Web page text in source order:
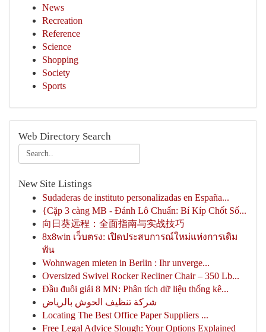
News
Recreation
Reference
Science
Shopping
Society
Sports
Web Directory Search
New Site Listings
Sudaderas de instituto personalizadas en España...
{Cặp 3 càng MB - Đánh Lô Chuẩn: Bí Kíp Chốt Số...
向日葵远程：全面指南与实战技巧
8x8win เว็บตรง: เปิดประสบการณ์ใหม่แห่งการเดิม
พัน
Wohnwagen mieten in Berlin : Ihr unverge...
Oversized Swivel Rocker Recliner Chair – 350 Lb...
Đầu đuôi giải 8 MN: Phân tích dữ liệu thống kê...
شركة تنظيف الحوش بالرياض
Locating The Best Office Paper Suppliers ...
Free Legal Advice Slough: Your Options Explained